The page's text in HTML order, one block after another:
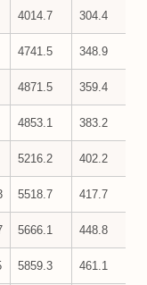
4014.7 304.4
4741.5 348.9
4871.5 359.4
4853.1 383.2
5216.2 402.2
5518.7 417.7
5666.1 448.8
5859.3 461.1